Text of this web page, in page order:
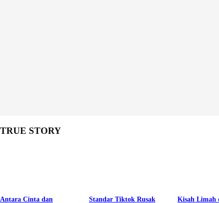
TRUE STORY
Antara Cinta dan
Standar Tiktok Rusak
Kisah Limah